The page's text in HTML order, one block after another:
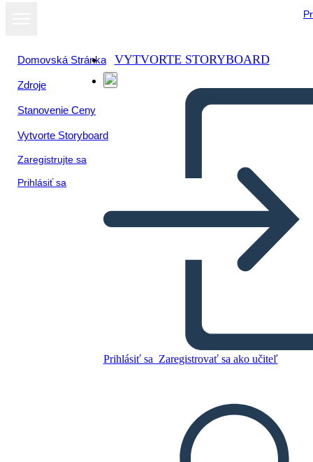
Domovská Stránka
Zdroje
Stanovenie Ceny
Vytvorte Storyboard
Zaregistrujte sa
Prihlásiť sa
VYTVORTE STORYBOARD
Prihlásiť sa Zaregistrovať sa ako učiteľ
Skopírujte tento Storyboard
PREHRAŤ PREZENTÁCIU
ČÍTAJ MI